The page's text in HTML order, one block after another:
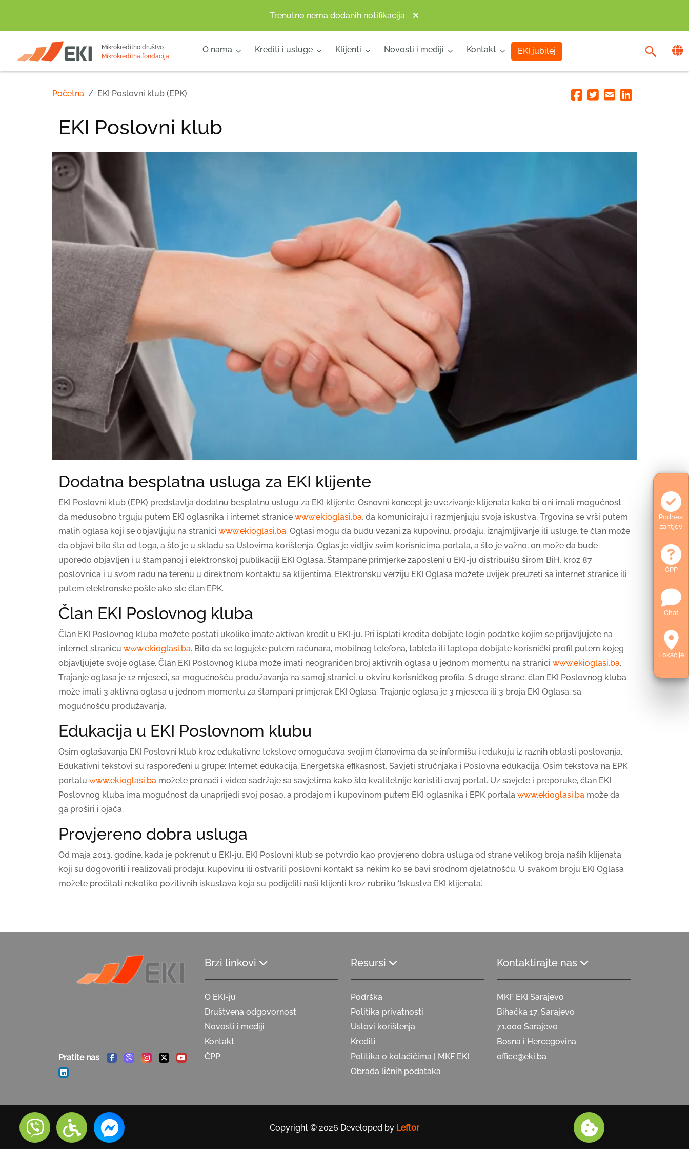
Trenutno nema dodanih notifikacija
POČETNA
Mikrokreditno društvo
Mikrokreditna fondacija
O nama Krediti i usluge Klijenti Novosti i mediji Kontakt EKI jubilej
Podnesi
zahtjev
ČPP
Chat
Lokacije
Početna EKI Poslovni klub (EPK) Facebook
TwitterEmailLinkedin
EKI Poslovni klub
Dodatna besplatna usluga za EKI klijente
EKI Poslovni klub (EPK) predstavlja dodatnu besplatnu uslugu za EKI klijente. Osnovni koncept je uvezivanje klijenata kako bi oni imali mogućnost
da međusobno trguju putem EKI oglasnika i internet stranice www.ekioglasi.ba, da komuniciraju i razmjenjuju svoja iskustva. Trgovina se vrši putem
malih oglasa koji se objavljuju na stranici www.ekioglasi.ba. Oglasi mogu da budu vezani za kupovinu, prodaju, iznajmljivanje ili usluge, te član može
da objavi bilo šta od toga, a što je u skladu sa Uslovima korištenja. Oglas je vidljiv svim korisnicima portala, a što je važno, on može da bude
uporedo objavljen i u štampanoj i elektronskoj publikaciji EKI Oglasa. Štampane primjerke zaposleni u EKI-ju distribuišu širom BiH, kroz 87
poslovnica i u svom radu na terenu u direktnom kontaktu sa klijentima. Elektronsku verziju EKI Oglasa možete uvijek preuzeti sa internet stranice ili
putem elektronske pošte ako ste član EPK.
Član EKI Poslovnog kluba
Član EKI Poslovnog kluba možete postati ukoliko imate aktivan kredit u EKI-ju. Pri isplati kredita dobijate login podatke kojim se prijavljujete na
internet stranicu www.ekioglasi.ba. Bilo da se logujete putem računara, mobilnog telefona, tableta ili laptopa dobijate korisnički profil putem kojeg
objavljujete svoje oglase. Član EKI Poslovnog kluba može imati neograničen broj aktivnih oglasa u jednom momentu na stranici www.ekioglasi.ba.
Trajanje oglasa je 12 mjeseci, sa mogućnošću produžavanja na samoj stranici, u okviru korisničkog profila. S druge strane, član EKI Poslovnog kluba
može imati 3 aktivna oglasa u jednom momentu za štampani primjerak EKI Oglasa. Trajanje oglasa je 3 mjeseca ili 3 broja EKI Oglasa, sa
mogućnošću produžavanja.
Edukacija u EKI Poslovnom klubu
Osim oglašavanja EKI Poslovni klub kroz edukativne tekstove omogućava svojim članovima da se informišu i edukuju iz raznih oblasti poslovanja.
Edukativni tekstovi su raspoređeni u grupe: Internet edukacija, Energetska efikasnost, Savjeti stručnjaka i Poslovna edukacija. Osim tekstova na EPK
portalu www.ekioglasi.ba možete pronaći i video sadržaje sa savjetima kako što kvalitetnije koristiti ovaj portal. Uz savjete i preporuke, član EKI
Poslovnog kluba ima mogućnost da unaprijedi svoj posao, a prodajom i kupovinom putem EKI oglasnika i EPK portala www.ekioglasi.ba može da
ga proširi i ojača.
Provjereno dobra usluga
Od maja 2013. godine, kada je pokrenut u EKI-ju, EKI Poslovni klub se potvrdio kao provjereno dobra usluga od strane velikog broja naših klijenata
koji su dogovorili i realizovali prodaju, kupovinu ili ostvarili poslovni kontakt sa nekim ko se bavi srodnom djelatnošću. U svakom broju EKI Oglasa
možete pročitati nekoliko pozitivnih iskustava koja su podijelili naši klijenti kroz rubriku ‘Iskustva EKI klijenata’.
Pratite nas
Facebook
ViberInstagram
TwitterYoutube
Linkedin
Brzi linkovi
O EKI-ju
Društvena odgovornost
Novosti i mediji
Kontakt
ČPP
Resursi
Podrška
Politika privatnosti
Uslovi korištenja
Krediti
Politika o kolačićima | MKF EKI
Obrada ličnih podataka
Kontaktirajte nas
MKF EKI Sarajevo
Bihaćka 17, Sarajevo
71.000 Sarajevo
Bosna i Hercegovina
office@eki.ba
Copyright © 2026 Developed by Leftor